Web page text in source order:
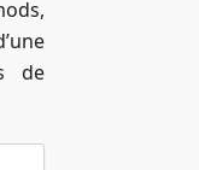
de